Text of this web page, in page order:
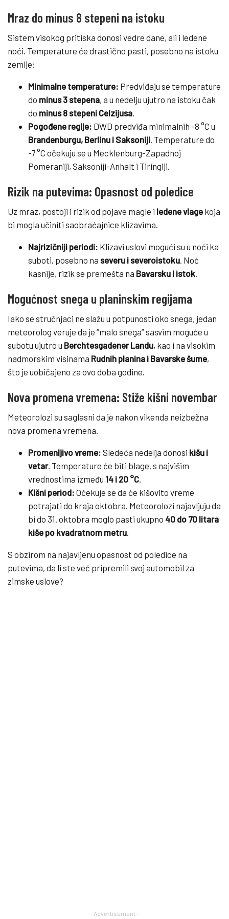
Mraz do minus 8 stepeni na istoku
Sistem visokog pritiska donosi vedre dane, ali i ledene
noći. Temperature će drastično pasti, posebno na istoku
zemlje:
Minimalne temperature: Predviđaju se temperature
do minus 3 stepena, a u nedelju ujutro na istoku čak
do minus 8 stepeni Celzijusa
Pogođene regije: DWD predviđa minimalnih -8 °C u
Brandenburgu, Berlinu i Saksoniji . Temperature do
-7 °C očekuju se u Mecklenburg-Zapadnoj
Pomeraniji, Saksoniji-Anhalt i Tiringiji.
Rizik na putevima: Opasnost od poledice
Uz mraz, postoji i rizik od pojave magle i ledene vlage koja
bi mogla učiniti saobraćajnice klizavima.
Najrizičniji periodi: Klizavi uslovi mogući su u noći ka
suboti, posebno na severu i severoistoku . Noć
kasnije, rizik se premešta na Bavarsku i istok
Mogućnost snega u planinskim regijama
Iako se stručnjaci ne slažu u potpunosti oko snega, jedan
meteorolog veruje da je “malo snega” sasvim moguće u
subotu ujutro u Berchtesgadener Landu, kao i na visokim
nadmorskim visinama Rudnih planina i Bavarske šume,
što je uobičajeno za ovo doba godine.
Nova promena vremena: Stiže kišni novembar
Meteorolozi su saglasni da je nakon vikenda neizbežna
nova promena vremena.
Promenljivo vreme: Sledeća nedelja donosi kišu i
vetar. Temperature će biti blage, s najvišim
vrednostima između 14 i 20 °C
Kišni period: Očekuje se da će kišovito vreme
potrajati do kraja oktobra. Meteorolozi najavljuju da
bi do 31. oktobra moglo pasti ukupno 40 do 70 litara
kiše po kvadratnom metru
S obzirom na najavljenu opasnost od poledice na
putevima, da li ste već pripremili svoj automobil za
zimske uslove?
- Advertisement -